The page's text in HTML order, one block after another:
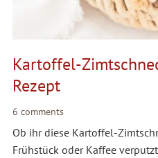
Kartoffel-
Rezept
6 comments
Ob ihr diese Kartoffel-
Frühstück oder Kaffee